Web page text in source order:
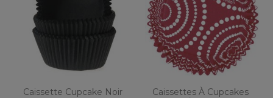
Caissette Cupcake Noir
Caissettes À Cupcakes